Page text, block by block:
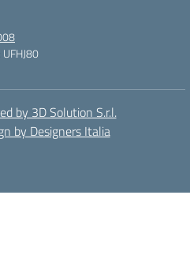
by 3D Solution S.r.l.
by Designers Italia